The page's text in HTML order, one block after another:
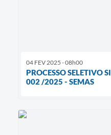
04 FEV 2025 - 08h00
PROCESSO SELETIVO
002 /2025 - SEMAS